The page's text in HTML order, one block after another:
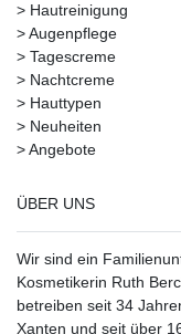
> Hautreinigung
>Augenpflege
> Tagescreme
> Nachtcreme
> Hauttypen
> Neuheiten
>Angebote
ÜBER UNS
Wir sind ein
Kosmetikerin Ruth
betreiben seit 34
Xanten und seit über